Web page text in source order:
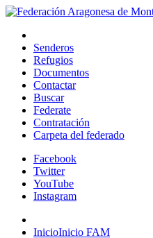
Senderos
Refugios
Documentos
Contactar
Buscar
Federate
Contratación
Carpeta del federado
Facebook
Twitter
YouTube
Instagram
InicioInicio FAM